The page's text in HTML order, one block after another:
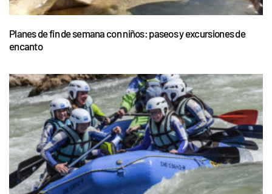
Planes de fin de semana con niños: paseos y excursiones de
encanto